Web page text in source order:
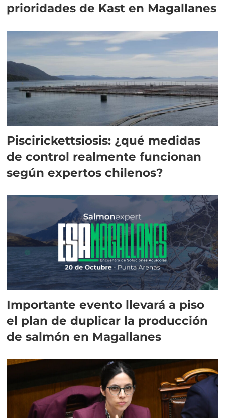
prioridades de Kast en Magallanes
Piscirickettsiosis: ¿qué medidas
de control realmente funcionan
según expertos chilenos?
Importante evento llevará a piso
el plan de duplicar la producción
de salmón en Magallanes